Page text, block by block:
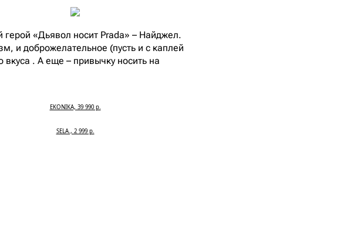
«Дьявол носит Prada» – Найджел.
и доброжелательное (пусть и с каплей
. А еще – привычку носить на
EKONIKA, 39 990 р.
SELA., 2 999 р.